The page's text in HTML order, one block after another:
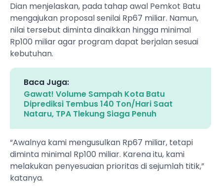
Dian menjelaskan, pada tahap awal Pemkot Batu
mengajukan proposal senilai Rp67 miliar. Namun,
nilai tersebut diminta dinaikkan hingga minimal
Rp100 miliar agar program dapat berjalan sesuai
kebutuhan.
Baca Juga:
Gawat! Volume Sampah Kota Batu
Diprediksi Tembus 140 Ton/Hari Saat
Nataru, TPA Tlekung Siaga Penuh
“Awalnya kami mengusulkan Rp67 miliar, tetapi
diminta minimal Rp100 miliar. Karena itu, kami
melakukan penyesuaian prioritas di sejumlah titik,”
katanya.